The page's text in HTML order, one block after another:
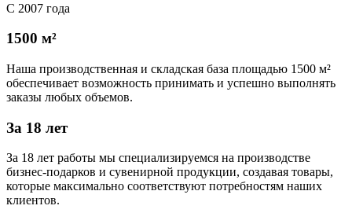
С 2007 года
1500 м²
Наша производственная и складская база площадью 1500 м²
обеспечивает возможность принимать и успешно выполнять
заказы любых объемов.
За 18 лет
За 18 лет работы мы специализируемся на производстве
бизнес-подарков и сувенирной продукции, создавая товары,
которые максимально соответствуют потребностям наших
клиентов.